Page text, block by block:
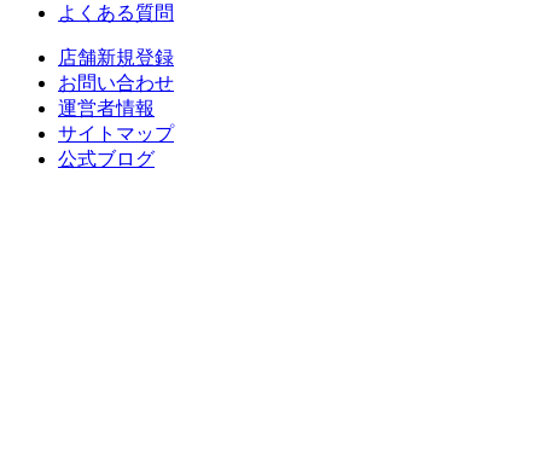
よくある質問
店舗新規登録
お問い合わせ
運営者情報
サイトマップ
公式ブログ